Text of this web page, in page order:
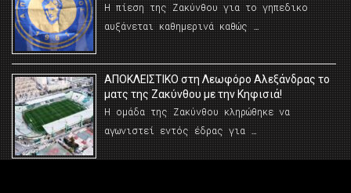
Η πίεση της Ζακύνθου για το γηπεδικο
αυξάνεται καθημερινά καθώς …
AΠΟΚΛΕΙΣΤΙΚΟ στη Λεωφόρο Αλεξάνδρας το
ματς της Ζακύνθου με την Κηφισιά!
Η ομάδα της Ζακύνθου κληρώθηκε να
αγωνιστεί εντός έδρας για …